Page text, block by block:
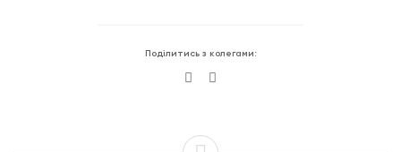
Поділитись з колегами: